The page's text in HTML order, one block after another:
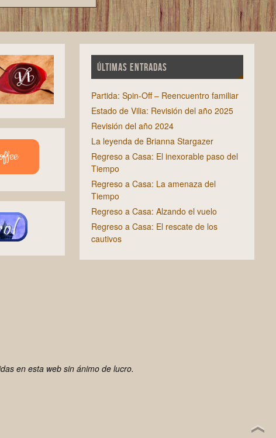
ÚLTIMAS ENTRADAS
Partida: Spin-Off – Reencuentro familiar
Estado de Vilia: Revisión del año 2025
Revisión del año 2024
La leyenda de Brianna Stargazer
Regreso a Casa: El inexorable paso del
Tiempo
Regreso a Casa: La amenaza del
Tiempo
Regreso a Casa: Alzando el vuelo
Regreso a Casa: El rescate de los
cautivos
en esta web sin ánimo de lucro.